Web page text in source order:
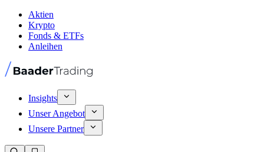
Aktien
Krypto
Fonds & ETFs
Anleihen
Insights
Unser Angebot
Unsere Partner